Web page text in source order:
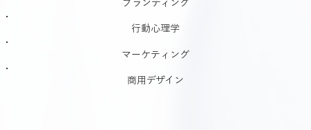
ブランディング
行動心理学
マーケティング
商用デザイン